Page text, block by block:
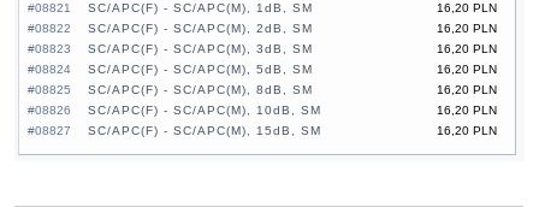
#08821
16,20 PLN
SC/APC(F) - SC/APC(M), 1dB, SM
#08822
16,20 PLN
SC/APC(F) - SC/APC(M), 2dB, SM
#08823
16,20 PLN
SC/APC(F) - SC/APC(M), 3dB, SM
#08824
16,20 PLN
SC/APC(F) - SC/APC(M), 5dB, SM
#08825
16,20 PLN
SC/APC(F) - SC/APC(M), 8dB, SM
#08826
16,20 PLN
SC/APC(F) - SC/APC(M), 10dB, SM
#08827
16,20 PLN
SC/APC(F) - SC/APC(M), 15dB, SM